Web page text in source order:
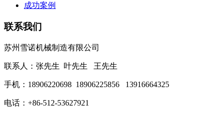
成功案例
联系我们
苏州雪诺机械制造有限公司
联系人：张先生 叶先生 王先生
手机：18906220698 18906225856 13916664325
电话：+86-512-53627921